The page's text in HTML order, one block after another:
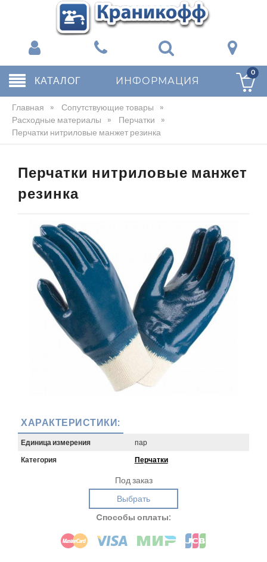
КАТАЛОГ ИНФОРМАЦИЯ
0
Главная » Сопутствующие товары »
Расходные материалы » Перчатки »
Перчатки нитриловые манжет резинка
Перчатки нитриловые манжет
резинка
ХАРАКТЕРИСТИКИ:
Единица измерения
пар
Категория
Перчатки
Под заказ
Выбрать
Cпособы оплаты: